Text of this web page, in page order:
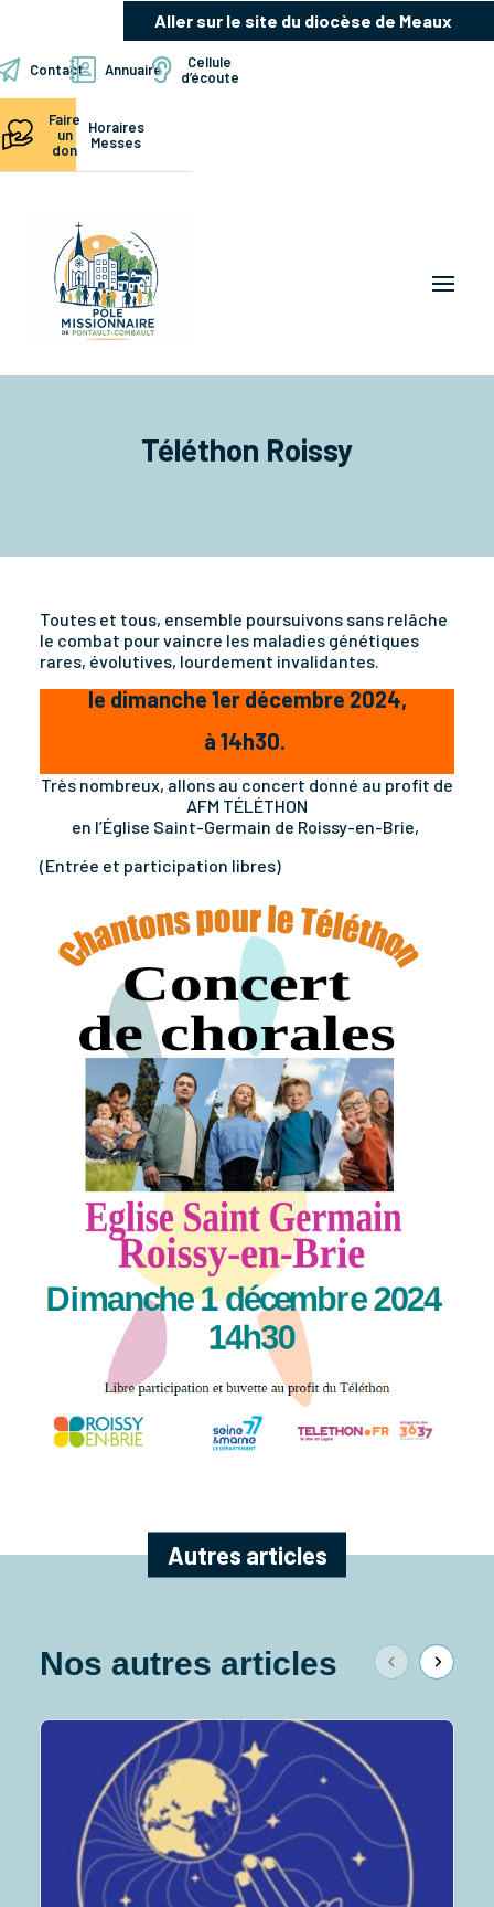
Aller sur le site du diocèse de Meaux
Contact Annuaire
Cellule
d’écoute
Faire
un
don
Horaires
Messes
Téléthon Roissy
Toutes et tous, ensemble poursuivons sans relâche
le combat pour vaincre les maladies génétiques
rares, évolutives, lourdement invalidantes.
le dimanche 1er décembre 2024,
à 14h30.
Très nombreux, allons au concert donné au profit de
AFM TÉLÉTHON
en l’Église Saint-Germain de Roissy-en-Brie,
(Entrée et participation libres)
Autres articles
Nos autres articles